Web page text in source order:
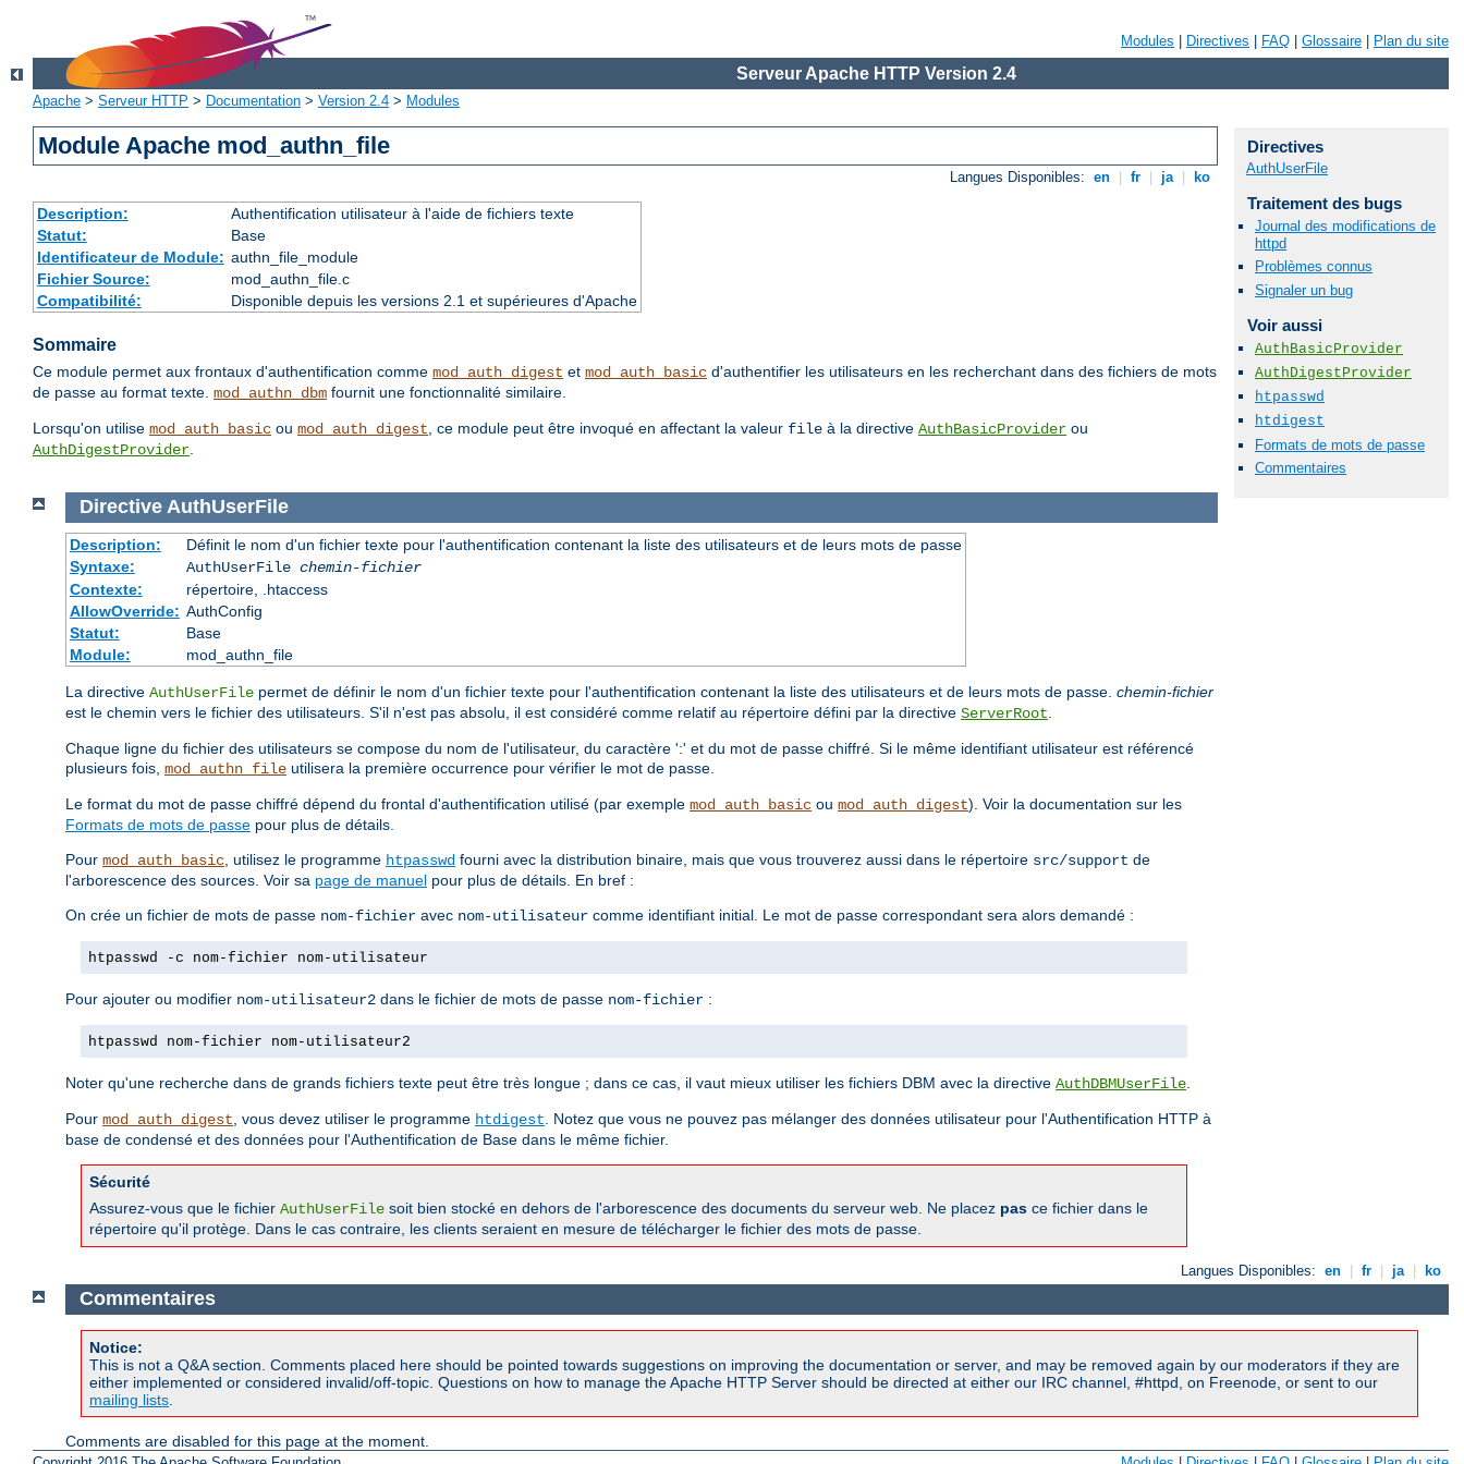
Modules Directives FAQ Glossaire Plan du site
Serveur Apache HTTP Version 2.4
Apache > Serveur HTTP > Documentation > Version 2.4 > Modules
Module Apache mod_authn_file
Langues Disponibles: en fr ja ko
Description:
Authentification utilisateur à l'aide de fichiers texte
Statut:
Base
Identificateur de Module: authn_file_module
Fichier Source:
mod_authn_file.c
Compatibilité:
Disponible depuis les versions 2.1 et supérieures d'Apache
Sommaire
Ce module permet aux frontaux d'authentification comme mod_auth_digest et mod_auth_basic d'authentifier les utilisateurs en les recherchant dans des fichiers de mots
de passe au format texte. mod_authn_dbm fournit une fonctionnalité similaire.
Lorsqu'on utilise mod_auth_basic ou mod_auth_digest, ce module peut être invoqué en affectant la valeur file à la directive AuthBasicProvider ou
AuthDigestProvider.
Directives
AuthUserFile
Traitement des bugs
Journal des modifications de
httpd
Problèmes connus
Signaler un bug
Voir aussi
AuthBasicProvider
AuthDigestProvider
htpasswd
htdigest
Formats de mots de passe
Commentaires
Directive AuthUserFile
Description:
Définit le nom d'un fichier texte pour l'authentification contenant la liste des utilisateurs et de leurs mots de passe
Syntaxe:
AuthUserFile chemin-fichier
Contexte:
répertoire, .htaccess
AllowOverride: AuthConfig
Statut:
Base
Module:
mod_authn_file
La directive AuthUserFile permet de définir le nom d'un fichier texte pour l'authentification contenant la liste des utilisateurs et de leurs mots de passe. chemin-fichier
est le chemin vers le fichier des utilisateurs. S'il n'est pas absolu, il est considéré comme relatif au répertoire défini par la directive ServerRoot
Chaque ligne du fichier des utilisateurs se compose du nom de l'utilisateur, du caractère ':' et du mot de passe chiffré. Si le même identifiant utilisateur est référencé
plusieurs fois, mod_authn_file utilisera la première occurrence pour vérifier le mot de passe.
Le format du mot de passe chiffré dépend du frontal d'authentification utilisé (par exemple mod_auth_basic ou mod_auth_digest). Voir la documentation sur les
Formats de mots de passe pour plus de détails.
Pour mod_auth_basic , utilisez le programme htpasswd fourni avec la distribution binaire, mais que vous trouverez aussi dans le répertoire src/support de
l'arborescence des sources. Voir sa page de manuel pour plus de détails. En bref :
On crée un fichier de mots de passe nom-fichier avec nom-utilisateur comme identifiant initial. Le mot de passe correspondant sera alors demandé :
htpasswd -c nom-fichier nom-utilisateur
Pour ajouter ou modifier nom-utilisateur2 dans le fichier de mots de passe nom-fichier :
htpasswd nom-fichier nom-utilisateur2
Noter qu'une recherche dans de grands fichiers texte peut être très longue ; dans ce cas, il vaut mieux utiliser les fichiers DBM avec la directive AuthDBMUserFile
Pour mod_auth_digest , vous devez utiliser le programme htdigest . Notez que vous ne pouvez pas mélanger des données utilisateur pour l'Authentification HTTP à
base de condensé et des données pour l'Authentification de Base dans le même fichier.
Sécurité
Assurez-vous que le fichier AuthUserFile soit bien stocké en dehors de l'arborescence des documents du serveur web. Ne placez pas ce fichier dans le
répertoire qu'il protège. Dans le cas contraire, les clients seraient en mesure de télécharger le fichier des mots de passe.
Langues Disponibles: en fr ja ko
Commentaires
Notice:
This is not a Q&A section. Comments placed here should be pointed towards suggestions on improving the documentation or server, and may be removed again by our moderators if they are
either implemented or considered invalid/off-topic. Questions on how to manage the Apache HTTP Server should be directed at either our IRC channel, #httpd, on Freenode, or sent to our
mailing lists
Comments are disabled for this page at the moment.